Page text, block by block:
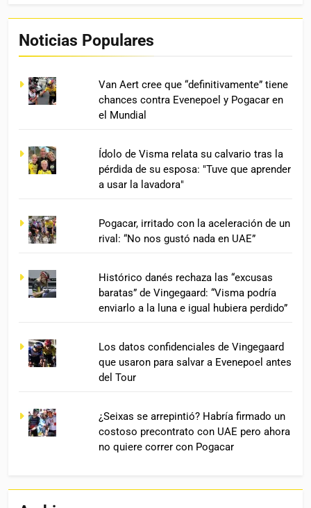
Noticias Populares
Van Aert cree que “definitivamente” tiene
chances contra Evenepoel y Pogacar en
el Mundial
Ídolo de Visma relata su calvario tras la
pérdida de su esposa: "Tuve que aprender
a usar la lavadora"
Pogacar, irritado con la aceleración de un
rival: “No nos gustó nada en UAE”
Histórico danés rechaza las “excusas
baratas” de Vingegaard: “Visma podría
enviarlo a la luna e igual hubiera perdido”
Los datos confidenciales de Vingegaard
que usaron para salvar a Evenepoel antes
del Tour
¿Seixas se arrepintió? Habría firmado un
costoso precontrato con UAE pero ahora
no quiere correr con Pogacar